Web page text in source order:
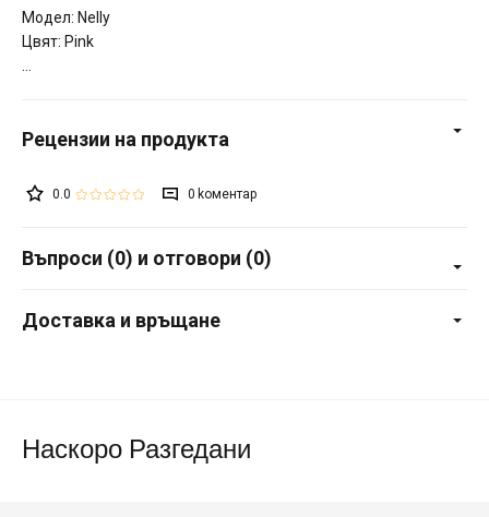
Модел: Nelly
Цвят: Pink
0.0 0
Въпроси (0) и отговори (0)
Доставка и връщане
Наскоро Разгедани